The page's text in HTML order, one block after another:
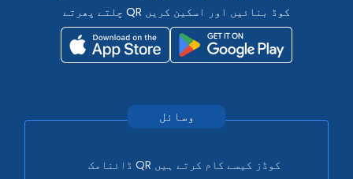
چلتے پھرتے QR کوڈ بنائیں اور اسکین کریں
وسائل
ڈائنامک QR کوڈز کیسے کام کرتے ہیں